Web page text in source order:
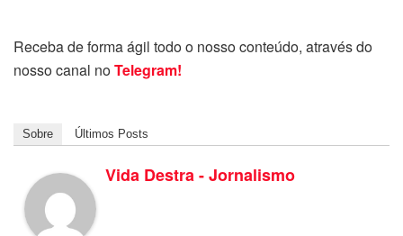
Receba de forma ágil todo o nosso conteúdo, através do
nosso canal noTelegram!
Sobre Últimos Posts
Vida Destra - Jornalismo